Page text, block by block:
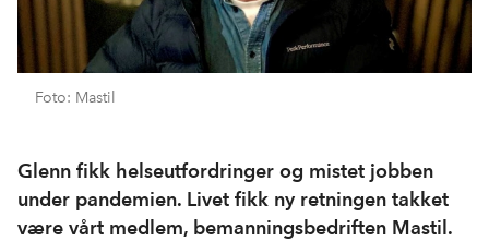
Foto: Mastil
Glenn fikk helseutfordringer og mistet jobben
under pandemien. Livet fikk ny retningen takket
være vårt medlem, bemanningsbedriften Mastil.